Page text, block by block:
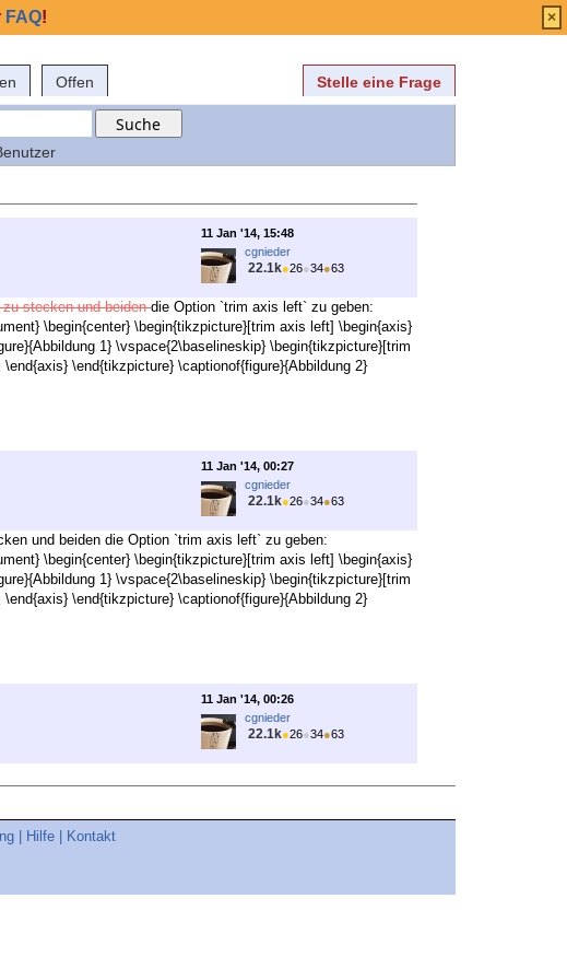
Offen Stelle eine Frage
11 Jan '14, 15:48
cgnieder
22.1k●26●34●63
zu stecken und beidendie Option `trim axis left` zu geben:
\begin{center} \begin{tikzpicture}[trim axis left] \begin{axis}
1} \vspace{2\baselineskip} \begin{tikzpicture}[trim
\end{tikzpicture} \captionof{figure}{Abbildung 2}
11 Jan '14, 00:27
cgnieder
22.1k●26●34●63
und beiden die Option `trim axis left` zu geben:
\begin{center} \begin{tikzpicture}[trim axis left] \begin{axis}
1} \vspace{2\baselineskip} \begin{tikzpicture}[trim
\end{tikzpicture} \captionof{figure}{Abbildung 2}
11 Jan '14, 00:26
cgnieder
22.1k●26●34●63
Hilfe Kontakt
FAQ! ×